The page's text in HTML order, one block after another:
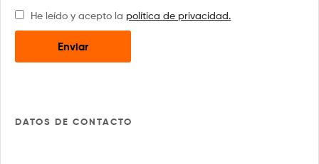
He leído y acepto la política de privacidad.
Enviar
DATOS DE CONTACTO